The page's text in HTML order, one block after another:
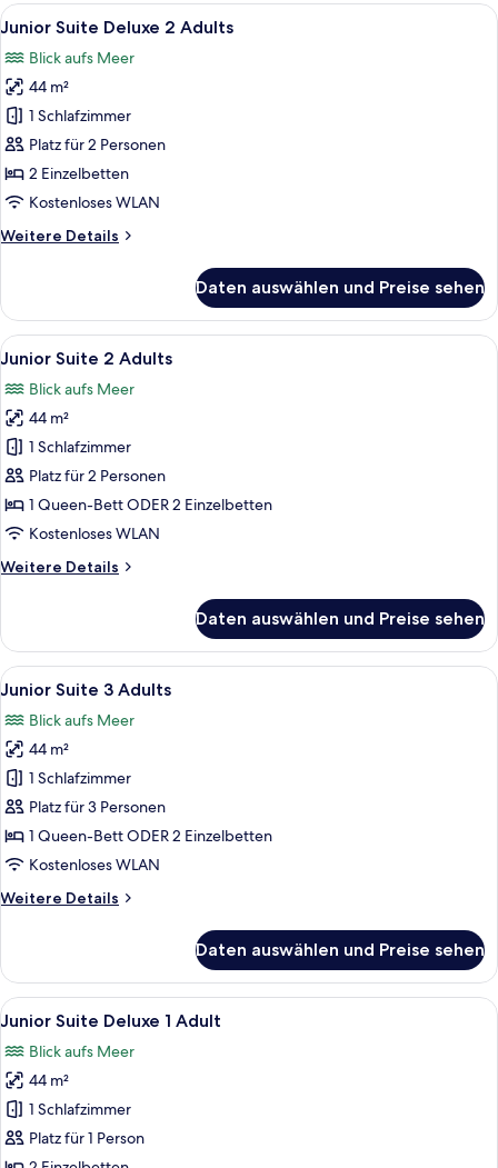
Adult
Alle
Fotos
für
Junior
Suite
Deluxe
2
Adults
Hochwertige Bettwaren, Minibar,
7
Junior Suite Deluxe 2 Adults
Blick aufs Meer
44 m²
1 Schlafzimmer
Platz für 2 Personen
2 Einzelbetten
Kostenloses WLAN
Weitere Details
Weitere
Suite
Deluxe
2
Daten auswählen und Preise sehen
Alle
Fotos
für
Junior
Suite
2
Adults
anzeigen
Ein Hotelzimmer mit Holzboden,
7
Junior Suite 2 Adults
Blick aufs Meer
44 m²
1 Schlafzimmer
Platz für 2 Personen
1 Queen-Bett ODER 2 Einzelbetten
Kostenloses WLAN
Weitere Details
Weitere
Suite
Adults
Daten auswählen und Preise sehen
Alle
Fotos
für
Junior
Suite
3
Adults
anzeigen
Ein Hotelzimmer mit Holzboden,
7
Junior Suite 3 Adults
Blick aufs Meer
44 m²
1 Schlafzimmer
Platz für 3 Personen
1 Queen-Bett ODER 2 Einzelbetten
Kostenloses WLAN
Weitere Details
Weitere
Suite
Adults
Daten auswählen und Preise sehen
Alle
Fotos
für
Junior
Suite
Deluxe
1
Hochwertige Bettwaren, Minibar,
7
Junior Suite Deluxe 1 Adult
Blick aufs Meer
44 m²
1 Schlafzimmer
Platz für 1 Person